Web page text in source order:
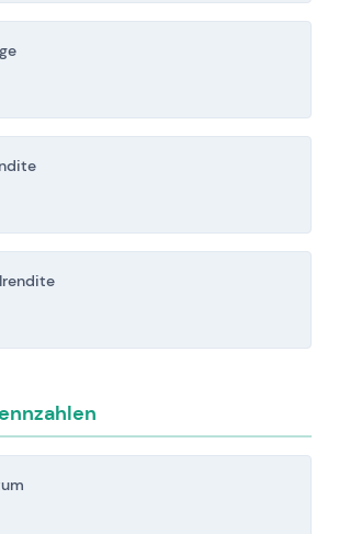
– können die Kosten erhöhen oder
einschränken.
sorgfältig berücksichtigen.